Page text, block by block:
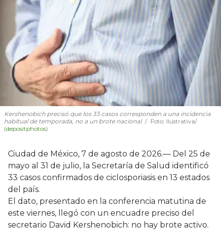
Kershenobich precisó que los 33 casos corresponden a una incidencia
habitual de temporada, no a un brote nacional
Foto: Ilustrativa/
(depositphotos)
Ciudad de México, 7 de agosto de 2026.— Del 25 de
mayo al 31 de julio, la Secretaría de Salud identificó
33 casos confirmados de ciclosporiasis en 13 estados
del país.
El dato, presentado en la conferencia matutina de
este viernes, llegó con un encuadre preciso del
secretario David Kershenobich: no hay brote activo.